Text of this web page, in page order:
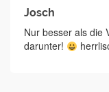
Josch
Nur besser als die
darunter!